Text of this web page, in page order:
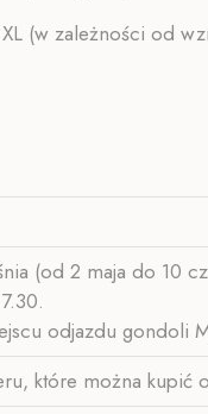
(w zależności od
(od 2 maja do 10
odjazdu gondoli
które można